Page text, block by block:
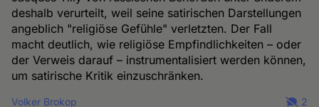
deshalb verurteilt, weil seine satirischen Darstellungen
angeblich "religiöse Gefühle" verletzten. Der Fall
macht deutlich, wie religiöse Empfindlichkeiten – oder
der Verweis darauf – instrumentalisiert werden können,
um satirische Kritik einzuschränken.
Volker Brokop
2